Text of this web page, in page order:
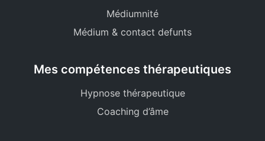
Médiumnité
Médium & contact defunts
Mes compétences thérapeutiques
Hypnose thérapeutique
Coaching d’âme